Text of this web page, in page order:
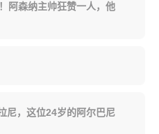
阿森纳主帅狂赞一人，他
尼，这位24岁的阿尔巴尼